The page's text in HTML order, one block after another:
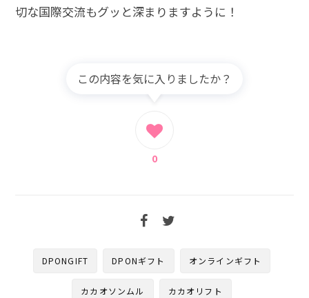
切な国際交流もグッと深まりますように！
DPONGIFT DPONギフト オンラインギフト
カカオソンムル カカオリフト
この内容を気に入りましたか？
0